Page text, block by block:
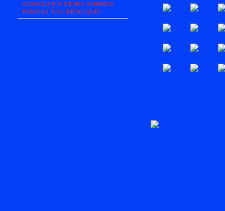
CADA CUÁNTO TIEMPO DEBEMOS
PASAR LA ITV AL REMOLQUE?